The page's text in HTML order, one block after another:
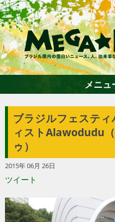
ホ
ファ
グ
メニュ
ブラジルフェステ
ィストAlawodudu
ゥ）
2015年 06月 26日
ツイート